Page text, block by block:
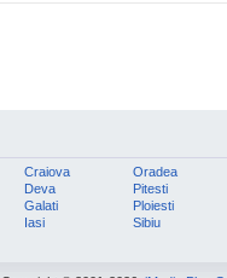
Craiova
Deva
Galati
Iasi
Oradea
Pitesti
Ploiesti
Sibiu